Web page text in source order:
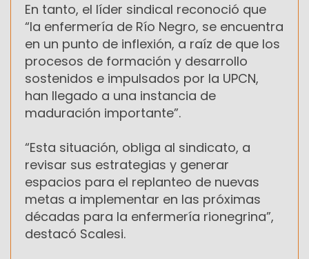
En tanto, el líder sindical reconoció que
“la enfermería de Río Negro, se encuentra
en un punto de inflexión, a raíz de que los
procesos de formación y desarrollo
sostenidos e impulsados por la UPCN,
han llegado a una instancia de
maduración importante”.
“Esta situación, obliga al sindicato, a
revisar sus estrategias y generar
espacios para el replanteo de nuevas
metas a implementar en las próximas
décadas para la enfermería rionegrina”,
destacó Scalesi.